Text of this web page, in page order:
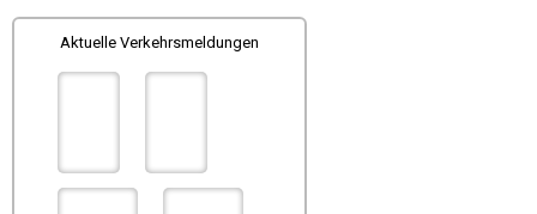
Aktuelle Verkehrsmeldungen